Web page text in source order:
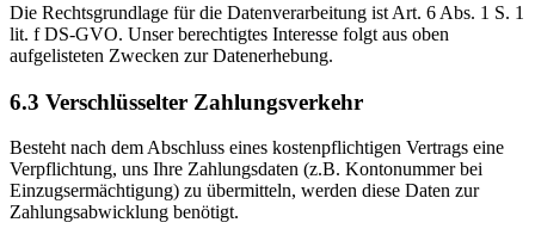
Die Rechtsgrundlage für die Datenverarbeitung ist Art. 6 Abs. 1 S. 1
lit. f DS-GVO. Unser berechtigtes Interesse folgt aus oben
aufgelisteten Zwecken zur Datenerhebung.
6.3 Verschlüsselter Zahlungsverkehr
Besteht nach dem Abschluss eines kostenpflichtigen Vertrags eine
Verpflichtung, uns Ihre Zahlungsdaten (z.B. Kontonummer bei
Einzugsermächtigung) zu übermitteln, werden diese Daten zur
Zahlungsabwicklung benötigt.